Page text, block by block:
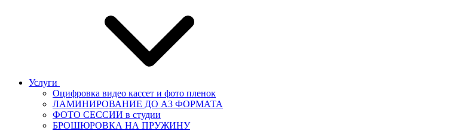
Услуги
Оцифровка видео кассет и фото пленок
ЛАМИНИРОВАНИЕ ДО А3 ФОРМАТА
ФОТО СЕССИИ в студии
БРОШЮРОВКА НА ПРУЖИНУ